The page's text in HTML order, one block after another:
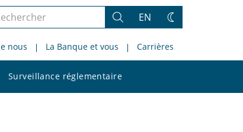
Rechercher
EN
Changez
thème
nous La Banque et vous Carrières
Surveillance réglementaire
le